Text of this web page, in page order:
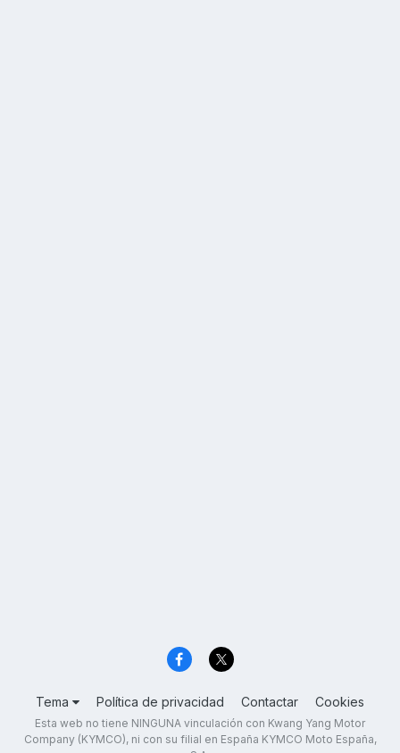
Tema Política de privacidad Contactar Cookies
Esta web no tiene NINGUNA vinculación con Kwang Yang Motor
Company (KYMCO), ni con su filial en España KYMCO Moto España,